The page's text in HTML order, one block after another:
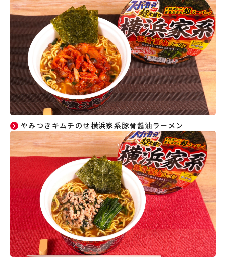
やみつきキムチのせ横浜家系豚骨醤油ラーメン